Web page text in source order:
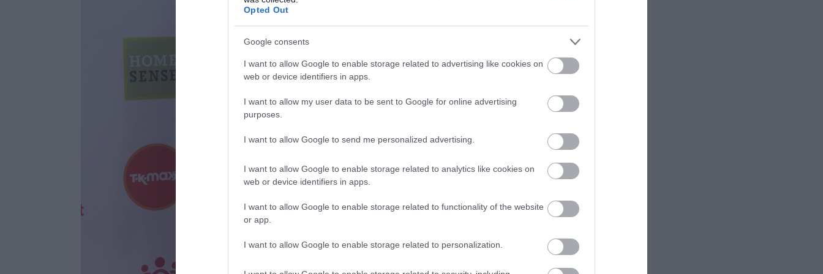
Opted Out
Google consents
I want to allow Google to enable storage related to advertising like cookies on
web or device identifiers in apps.
I want to allow my user data to be sent to Google for online advertising
purposes.
I want to allow Google to send me personalized advertising.
I want to allow Google to enable storage related to analytics like cookies on
web or device identifiers in apps.
I want to allow Google to enable storage related to functionality of the website
or app.
I want to allow Google to enable storage related to personalization.